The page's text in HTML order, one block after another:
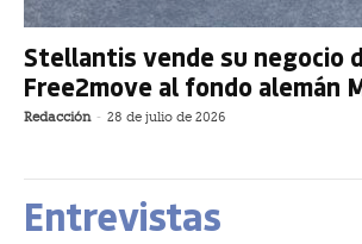
Stellantis vende su negocio
Free2move al fondo alemán
Redacción - 28 de julio de 2026
Entrevistas